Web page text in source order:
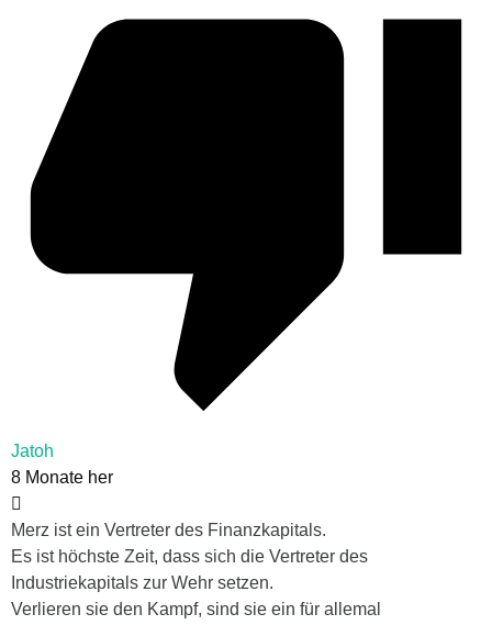
Jatoh
8 Monate her
Merz ist ein Vertreter des Finanzkapitals.
Es ist höchste Zeit, dass sich die Vertreter des
Industriekapitals zur Wehr setzen.
Verlieren sie den Kampf, sind sie ein für allemal